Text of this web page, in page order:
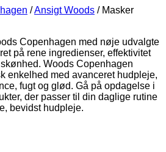
/Ansigt Woods /Masker
Copenhagen med nøje udvalgte
på rene ingredienser, effektivitet
Woods Copenhagen
enkelhed med avanceret hudpleje,
fugt og glød. Gå på opdagelse i
der passer til din daglige rutine
bevidst hudpleje.